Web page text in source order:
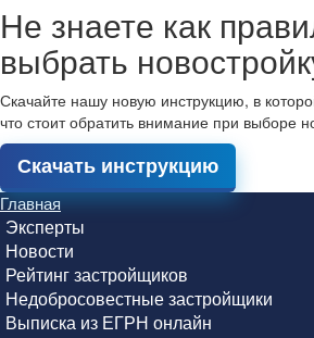
Не знаете как
выбрать
Скачайте нашу новую инструкцию, в
что стоит обратить внимание при выборе
Скачать инструкцию
Главная
Эксперты
Новости
Рейтинг застройщиков
Недобросовестные застройщики
Выписка из ЕГРН онлайн